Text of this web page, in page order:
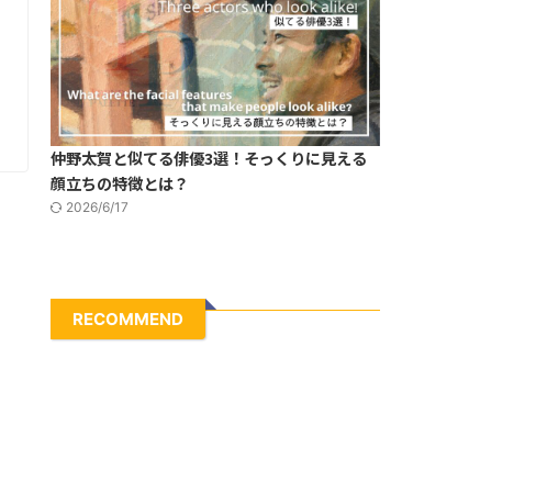
仲野太賀と似てる俳優3選！そっくりに見える
顔立ちの特徴とは？
2026/6/17
RECOMMEND